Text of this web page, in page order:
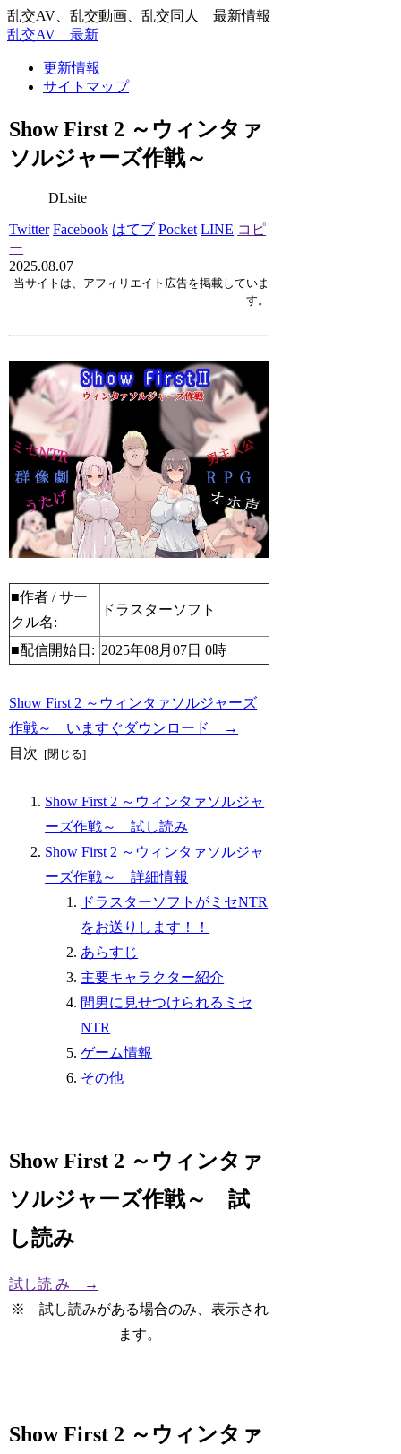
乱交AV、乱交動画、乱交同人 最新情報
乱交AV 最新
更新情報
サイトマップ
Show First 2 ～ウィンタァ
ソルジャーズ作戦～
DLsite
Twitter Facebook はてブ Pocket LINE コピ
ー
2025.08.07
当サイトは、アフィリエイト広告を掲載していま
す。
■作者 / サー
クル名:
ドラスターソフト
■配信開始日: 2025年08月07日 0時
Show First 2 ～ウィンタァソルジャーズ
作戦～ いますぐダウンロード →
目次
Show First 2 ～ウィンタァソルジャ
ーズ作戦～ 試し読み
Show First 2 ～ウィンタァソルジャ
ーズ作戦～ 詳細情報
ドラスターソフトがミセNTR
をお送りします！！
あらすじ
主要キャラクター紹介
間男に見せつけられるミセ
NTR
ゲーム情報
その他
Show First 2 ～ウィンタァ
ソルジャーズ作戦～ 試
し読み
試し読 み →
※ 試し読みがある場合のみ、表示され
ます。
Show First 2 ～ウィンタァ